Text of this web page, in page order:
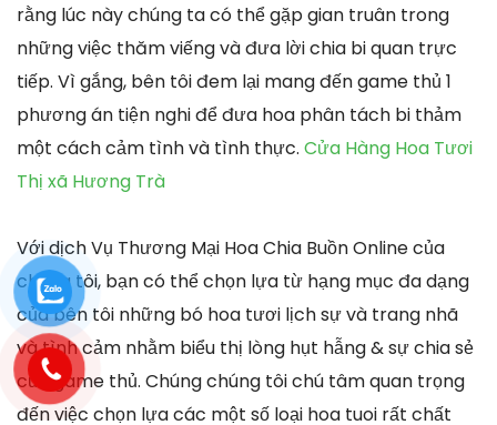
rằng lúc này chúng ta có thể gặp gian truân trong
những việc thăm viếng và đưa lời chia bi quan trực
tiếp. Vì gắng, bên tôi đem lại mang đến game thủ 1
phương án tiện nghi để đưa hoa phân tách bi thảm
một cách cảm tình và tình thực. Cửa Hàng Hoa Tươi
Thị xã Hương Trà
Với dịch Vụ Thương Mại Hoa Chia Buồn Online của
chúng tôi, bạn có thể chọn lựa từ hạng mục đa dạng
của bên tôi những bó hoa tươi lịch sự và trang nhã
và tình cảm nhằm biểu thị lòng hụt hẫng & sự chia sẻ
của game thủ. Chúng chúng tôi chú tâm quan trọng
đến việc chọn lựa các một số loại hoa tuoi rất chất